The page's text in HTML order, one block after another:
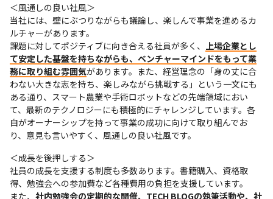
＜風通しの良い社風＞
当社には、壁にぶつりながらも議論し、楽しんで事業を進めるカ
ルチャーがあります。
課題に対してポジティブに向き合える社員が多く、
上場企業とし
て安定した基盤を持ちながらも、ベンチャーマインドをもって業
務に取り組む雰囲気があります。また、経営理念の「身の丈に合
わない大きな志を持ち、楽しみながら挑戦する」という一文にも
ある通り、スマート農業や手術ロボットなどの先端領域におい
て、最新のテクノロジーにも積極的にチャレンジしています。各
自がオーナーシップを持って事業の成功に向けて取り組んでお
り、意見も言いやすく、風通しの良い社風です。
＜成長を後押しする＞
社員の成長を支援する制度も多数あります。書籍購入、資格取
得、勉強会への参加費など各種費用の負担を支援しています。
また、 社内勉強会の定期的な開催、TECH BLOGの執筆活動や、社